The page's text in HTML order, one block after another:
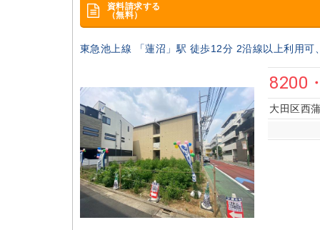
築年数
指定無し 5分以内 7分以内 10
該当
物件
資料請求する
（無料）
東急池上線 「蓮沼」駅 徒歩12分 2沿線以上利用
8200
大田区西